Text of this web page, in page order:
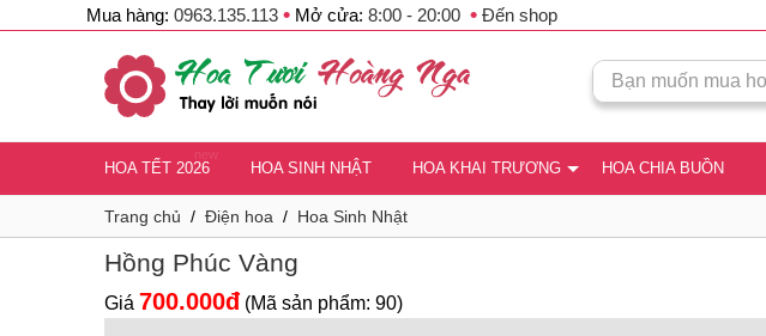
Mua hàng: 0963.135.113 • Mở cửa: 8:00 - 20:00 • Đến shop
new
HOA TẾT 2026 HOA SINH NHẬT HOA KHAI TRƯƠNG HOA CHIA BUỒN
Trang chủ / Điện hoa / Hoa Sinh Nhật
Hồng Phúc Vàng
Giá 700.000đ (Mã sản phẩm: 90)